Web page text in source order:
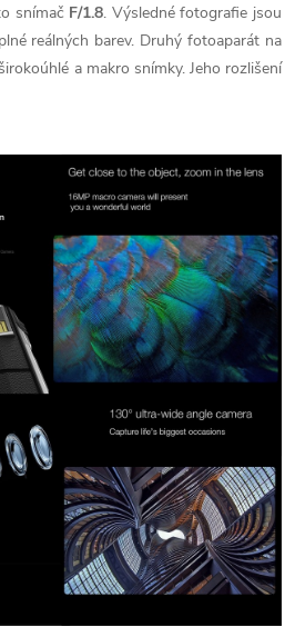
snímač F/1.8. Výsledné fotografie jsou
reálných barev. Druhý fotoaparát na
a makro snímky. Jeho rozlišení